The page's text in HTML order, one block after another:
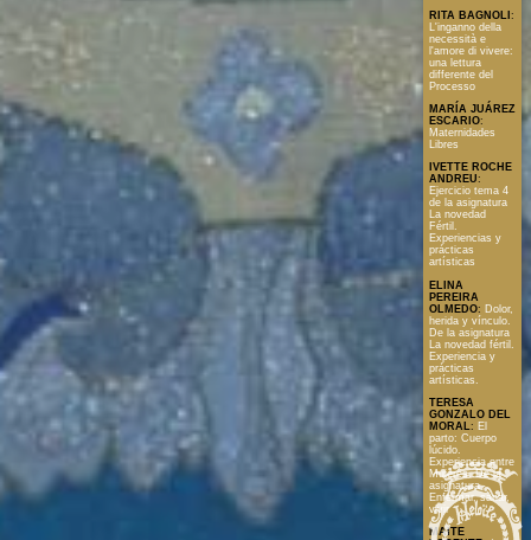
RITA BAGNOLI :
L'inganno della
necessità e
l'amore di vivere:
una lettura
differente del
Processo
MARÍA JUÁREZ
ESCARIO:
Maternidades
Libres
IVETTE ROCHE
ANDREU:
Ejercicio tema 4
de la asignatura
La novedad
Fértil.
Experiencias y
prácticas
artísticas
ELINA
PEREIRA
OLMEDO: Dolor,
herida y vínculo.
De la asignatura
La novedad fértil.
Experiencia y
prácticas
artísticas.
TERESA
GONZALO DEL
MORAL : El
parto: Cuerpo
lúcido.
Experiencia entre
Mujeres. De la
asignatura
Enfermar, sanar,
vivir
MAITE